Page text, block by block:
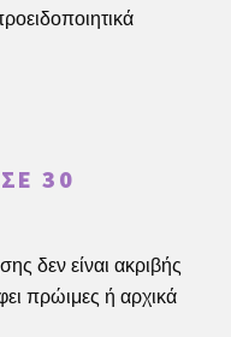
30
δεν είναι ακριβής
πρώιμες ή αρχικά